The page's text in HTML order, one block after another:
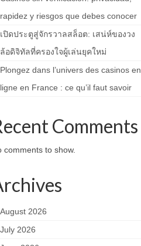
rapidez y riesgos que debes conocer
เปิดประตูสู่จักรวาลสล็อต: เสน่ห์ของวง
ล้อดิจิทัลที่ครองใจผู้เล่นยุคใหม่
Plongez dans l’univers des casinos en
ligne en France : ce qu’il faut savoir
Comments
comments to show.
August 2026
July 2026